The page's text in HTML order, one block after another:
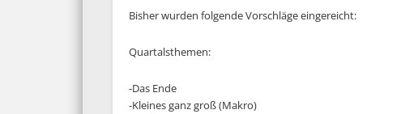
Bisher wurden folgende Vorschläge eingereicht:
Quartalsthemen:
-Das Ende
-Kleines ganz groß (Makro)